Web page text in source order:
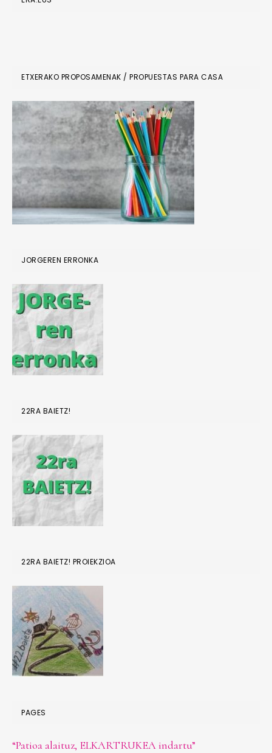
ETXERAKO PROPOSAMENAK / PROPUESTAS PARA CASA
JORGEREN ERRONKA
22RA BAIETZ!
22RA BAIETZ! PROIEKZIOA
PAGES
“Patioa alaituz, ELKARTRUKEA indartu”